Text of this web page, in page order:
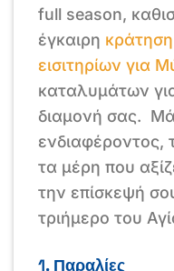
full season,
έγκαιρη
εισιτηρίων για
καταλυμάτων
διαμονή σας.
ενδιαφέροντος,
τα μέρη που
την επίσκεψή
τριήμερο του
1. Παραλίες